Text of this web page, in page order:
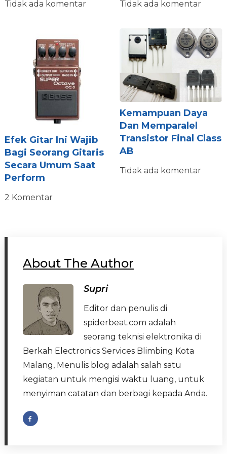
Tidak ada komentar Tidak ada komentar
Efek Gitar Ini Wajib
Bagi Seorang Gitaris
Secara Umum Saat
Perform
2 Komentar
Kemampuan Daya
Dan Memparalel
Transistor Final Class
AB
Tidak ada komentar
About The Author
Supri
Editor dan penulis di
spiderbeat.com adalah
seorang teknisi elektronika di
Berkah Electronics Services Blimbing Kota
Malang, Menulis blog adalah salah satu
kegiatan untuk mengisi waktu luang, untuk
menyiman catatan dan berbagi kepada Anda.